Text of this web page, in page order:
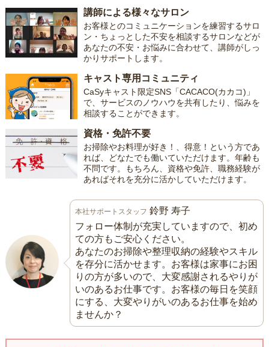
講師による様々なサロン
お客様とのコミュニケーションを練習するサロ
ン・ちょっとした不安を相談するサロンなどが
あなたの不安・お悩みに合わせて、講師がしっ
かりサポートします。
キャスト専用コミュニティ
CaSyキャスト限定SNS「CACACO(カカコ)」
で、サービスのノウハウを共有したり、悩みを
相談することができます。
資格・免許不要
お掃除やお料理が好き！、得意！という方であ
れば、どなたでも働いていただけます。年齢も
不問です。もちろん、資格や免許、職務経験が
あればそれを充分に活かしていただけます。
本社サポートスタッフ 鈴野 寿子
フォロー体制が充実していますので、初め
ての方もご安心ください。
あなたのお掃除や整理収納の経験やスキル
を存分に活かせます。お客様は家事にお困
りの方が多いので、大変感謝されるやりが
いのあるお仕事です。お客様の毎日を笑顔
にする、大変やりがいのあるお仕事を始め
ませんか？